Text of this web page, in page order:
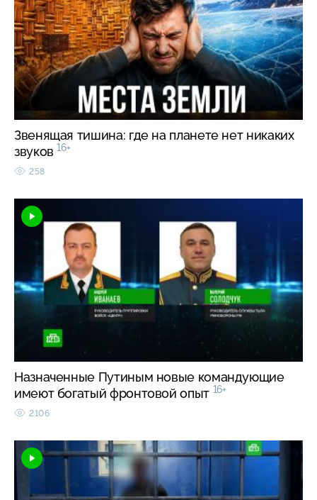
Звенящая тишина: где на планете нет никаких
звуков 16+
258
Назначенные Путиным новые командующие
имеют богатый фронтовой опыт 16+
2106